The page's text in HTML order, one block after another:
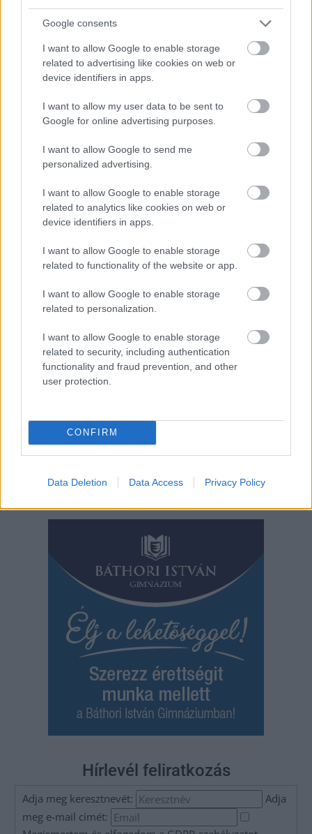
Google consents
I want to allow Google to enable storage
related to advertising like cookies on web or
device identifiers in apps.
I want to allow my user data to be sent to
Google for online advertising purposes.
I want to allow Google to send me
personalized advertising.
I want to allow Google to enable storage
related to analytics like cookies on web or
device identifiers in apps.
I want to allow Google to enable storage
related to functionality of the website or app.
I want to allow Google to enable storage
related to personalization.
I want to allow Google to enable storage
related to security, including authentication
functionality and fraud prevention, and other
user protection.
CONFIRM
Data Deletion Data Access Privacy Policy
2026.08.07. Farkas András
Ön szerint hogy készül a hamisítatlan szolnoki
Igazi retró klasszikus desszert, amelyet generációk óta
újraalkotni....
2026.08.07. Horváth Zsolt
a kerékpárgyár dolgozóinak megsegítéséről
Rövid idő alatt számos vállalkozás jelezte, hogy segítene
azoknak a munkavállalóknak, akik a tószegi kerékpárgyár
Hírlevél feliratkozás
Adja meg keresztnevét:
Adja
meg e-mail címét: